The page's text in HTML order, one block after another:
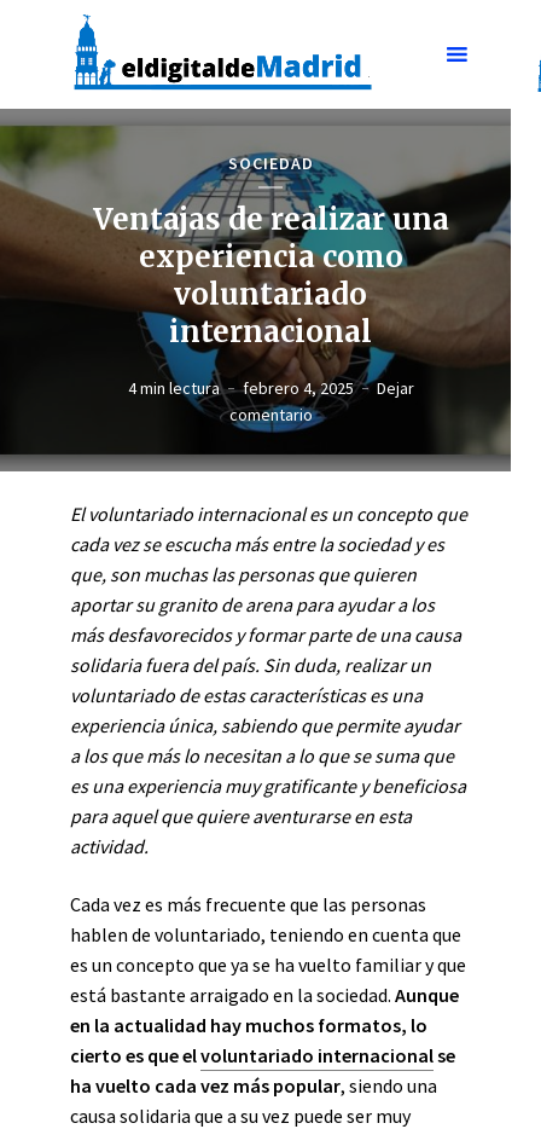
SOCIEDAD
Ventajas de realizar una
experiencia como
voluntariado
internacional
4 min lectura febrero 4, 2025
Dejar
comentario
El voluntariado internacional es un concepto que
cada vez se escucha más entre la sociedad y es
que, son muchas las personas que quieren
aportar su granito de arena para ayudar a los
más desfavorecidos y formar parte de una causa
solidaria fuera del país. Sin duda, realizar un
voluntariado de estas características es una
experiencia única, sabiendo que permite ayudar
a los que más lo necesitan a lo que se suma que
es una experiencia muy gratificante y beneficiosa
para aquel que quiere aventurarse en esta
actividad.
Cada vez es más frecuente que las personas
hablen de voluntariado, teniendo en cuenta que
es un concepto que ya se ha vuelto familiar y que
está bastante arraigado en la sociedad. Aunque
en la actualidad hay muchos formatos, lo
cierto es que elvoluntariado internacionalse
ha vuelto cada vez más popular, siendo una
causa solidaria que a su vez puede ser muy